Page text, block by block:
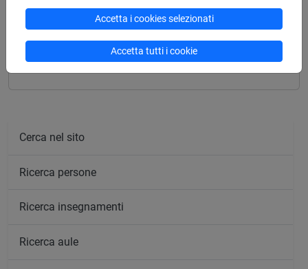
Insegnamenti mutuati
LINGUISTICA PER LA SORDITÀ [EM9019]
Cerca nel sito
Ricerca persone
Ricerca insegnamenti
Ricerca aule
Accetta i cookies selezionati
Accetta tutti i cookie